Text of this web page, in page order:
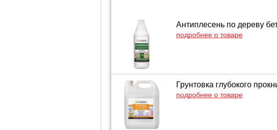
Антиплесень по дереву
подробнее о товаре
Грунтовка глубокого
подробнее о товаре